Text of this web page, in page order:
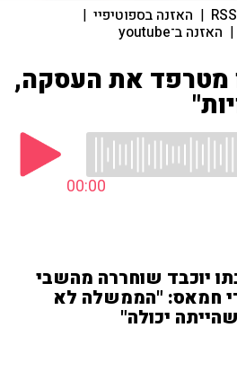
RSS
| האזנה בספוטיפיי |
| האזנה ב־youtube
את העסקה,
00:00
יוכבד שוחררה מהשבי
חמאס: "הממשלה לא
יכולה"